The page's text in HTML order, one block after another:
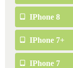
IPhone 8
IPhone 7+
IPhone 7